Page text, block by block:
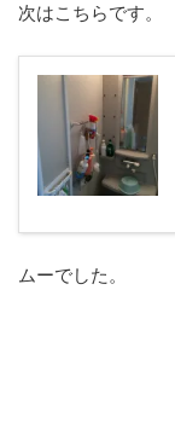
次はこちらです。
ムーでした。